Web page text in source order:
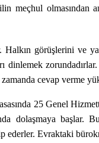
meçhul olmasından
görüşlerini ve
dinlemek
zamanda cevap verme
25 Genel
dolaşmaya başlar.
Evraktaki